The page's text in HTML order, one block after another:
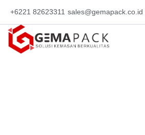
+6221 82623311 sales@gemapack.co.id